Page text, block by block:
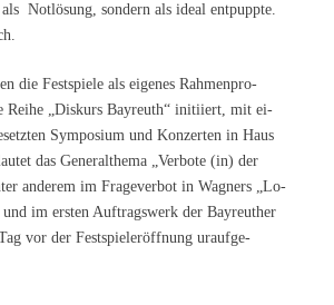
Not­lö­sung, son­dern als ide­al ent­pupp­te.
die Fest­spie­le als ei­ge­nes Rah­men­pro­
Rei­he „Dis­kurs Bay­reuth“ in­iti­iert, mit ei­
Sym­po­si­um und Kon­zer­ten in Haus
das Ge­ne­ral­the­ma „Ver­bo­te (in) der
an­de­rem im Fra­ge­ver­bot in Wag­ners „Lo­
im ers­ten Auf­trags­werk der Bay­reu­ther
vor der Fest­spiel­eröff­nung ur­auf­ge­